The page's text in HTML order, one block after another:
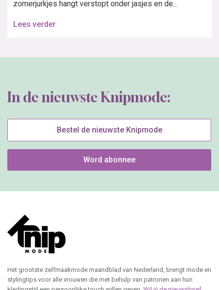
zomerjurkjes hangt verstopt onder jasjes en de...
Lees verder
In de nieuwste Knipmode:
Bestel de nieuwste Knipmode
Word abonnee
Het grootste zelfmaakmode maandblad van Nederland, brengt mode en
stylingtips voor alle vrouwen die met behulp van patronen aan hun